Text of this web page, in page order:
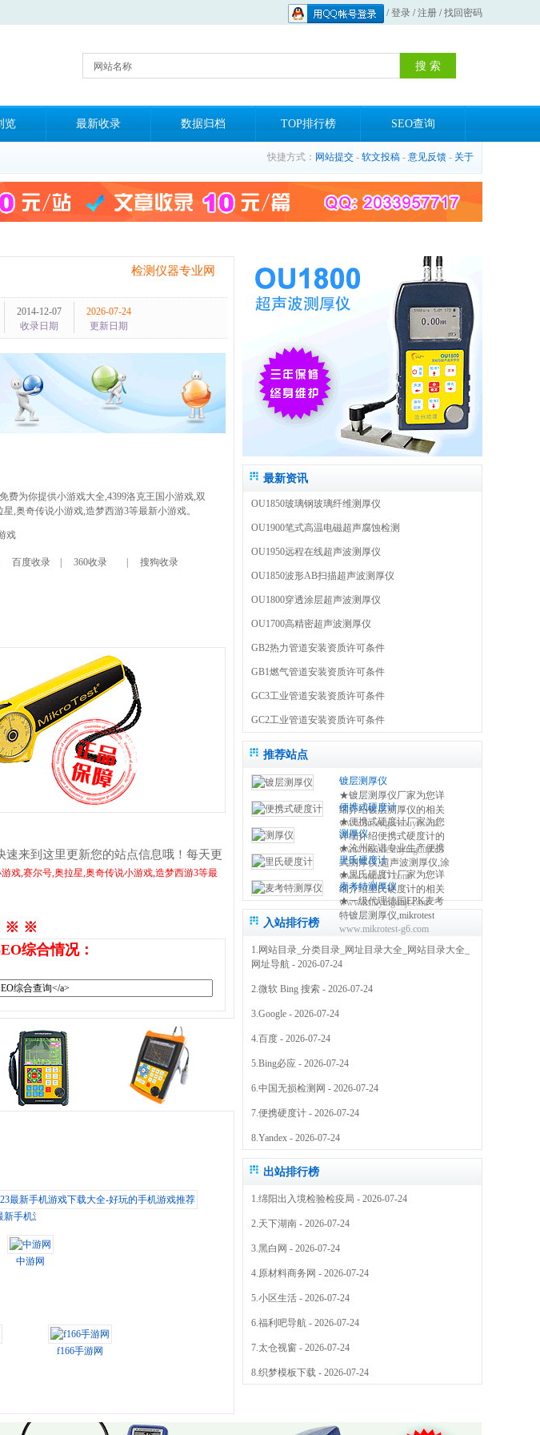
/登录 /注册 /找回密码
网站名称
览 最新收录 数据归档 TOP排行榜 SEO查询
快捷方式： 网站提交 - 软文投稿 - 意见反馈 - 关于
检测仪器专业网
2014-12-07
收录日期
2026-07-24
更新日期
费为你提供小游戏大全,4399洛克王国小游戏,双
,奥奇传说小游戏,造梦西游3等最新小游戏。
戏
百度收录 360收录 搜狗收录
来到这里更新您的站点信息哦！每天更
戏,赛尔号,奥拉星,奥奇传说小游戏,造梦西游3等最
※ ※
综合情况：
新手机游戏下载大全-好玩的手机游戏推荐
中游网
f166手游网
最新资讯
OU1850玻璃钢玻璃纤维测厚仪
OU1900笔式高温电磁超声腐蚀检测
OU1950远程在线超声波测厚仪
OU1850波形AB扫描超声波测厚仪
OU1800穿透涂层超声波测厚仪
OU1700高精密超声波测厚仪
GB2热力管道安装资质许可条件
GB1燃气管道安装资质许可条件
GC3工业管道安装资质许可条件
GC2工业管道安装资质许可条件
推荐站点
镀层测厚仪
★镀层测厚仪厂家为您详
细介绍镀层测厚仪的相关
知识,包括镀层测厚仪原理,
使用方法,使用注意事项,维
修保养等,使您更好的了解
和使用镀层测试仪 0317-
3038768
www.ducengcehouyi.com
便携式硬度计
★便携式硬度计厂家为您
详细介绍便携式硬度计的
相关知识,包括便携式硬度
计原理,使用方法,使用注意
事项,维修保养等,使您更好
的了解和使用便携式硬度
仪方法 0317-3038768
www.bianxieshiyingduji.com
测厚仪
★沧州欧谱专业生产便携
式测厚仪,超声波测厚仪,涂
镀层测厚仪,里氏硬度计,超
声波探伤仪,测厚仪价格,粗
糙度仪,电火花检测仪,附着
力测试仪,免费保修三年
0317-3038768
www.oupu17.com
里氏硬度计
★里氏硬度计厂家为您详
细介绍里氏硬度计的相关
知识,包括里氏硬度计原理,
使用方法,使用注意事项,维
修保养等,使您更好的了解
和使用里氏硬度测量仪
0317-3038768
www.lishiyingduji.com
麦考特测厚仪
★一级代理德国EPK麦考
特镀层测厚仪,mikrotest
g6,f6等多种型号的测厚
仪,NIFE50电镀镍测厚仪,
机械式锌层测厚仪,指针型
www.mikrotest-g6.com
入站排行榜
1. 网站目录_分类目录_网址目录大全_网站目录大全_
网址导航 - 2026-07-24
2.微软 Bing 搜索 - 2026-07-24
3.Google - 2026-07-24
4.百度 - 2026-07-24
5.Bing必应 - 2026-07-24
6.中国无损检测网 - 2026-07-24
7.便携硬度计 - 2026-07-24
8.Yandex - 2026-07-24
出站排行榜
1.绵阳出入境检验检疫局 - 2026-07-24
2.天下湖南 - 2026-07-24
3.黑白网 - 2026-07-24
4.原材料商务网 - 2026-07-24
5.小区生活 - 2026-07-24
6.福利吧导航 - 2026-07-24
7.太仓视窗 - 2026-07-24
8.织梦模板下载 - 2026-07-24